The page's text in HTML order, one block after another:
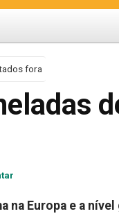
fora
na Europa e a nível